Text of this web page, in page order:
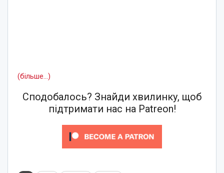
(більше…)
Сподобалось? Знайди хвилинку, щоб
підтримати нас на Patreon!